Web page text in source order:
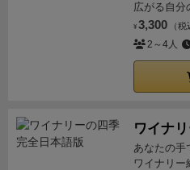
量使用できるので、
20個とか弾丸排除す
もAPが回復しない。
に移動。2APを使っ
て好きな順番で配置。
全部を排除
。感想 ：
がら、オリジナルに
広がる自分
¥ 3,300 （税
2～4人
ワイナ
あなたの手
ワイナリー